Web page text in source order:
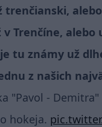
trenčianski,
Trenčíne, alebo
tu známy už
z našich
"Pavol -
hokeja.